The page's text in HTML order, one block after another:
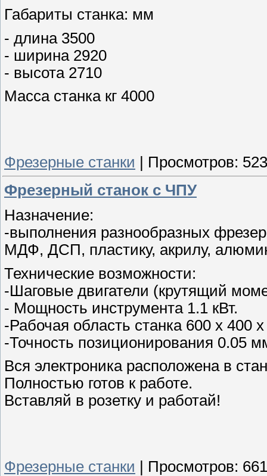
Габариты станка: мм
- длина 3500
- ширина 2920
- высота 2710
Масса станка кг 4000
Фрезерные станки | Просмотров: 523
Фрезерный станок с ЧПУ
Назначение:
-выполнения разнообразных
МДФ, ДСП, пластику, акрилу,
Технические возможности:
-Шаговые двигатели (крутящий
- Мощность инструмента 1.1 кВт.
-Рабочая область станка 600 х 400
-Точность позиционирования 0.05
Вся электроника расположена в
Полностью готов к работе.
Вставляй в розетку и работай!
Фрезерные станки | Просмотров: 661